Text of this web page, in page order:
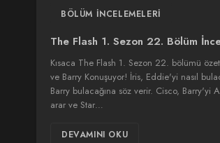
BÖLÜM İNCELEMELERI
The Flash 1. Sezon 22. Bölüm
Kısaca The Flash 1. Sezon 22. bölümü
ve Barry Konuşuyor! İris, Eddie'yi nasıl
Barry bulacağına söz verir. Cisco, Barry'yi
arar ve Star…
DEVAMINI OKU